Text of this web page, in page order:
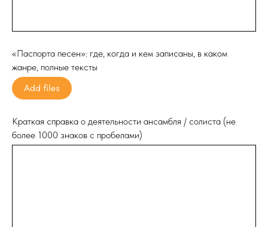
«Паспорта песен»: где, когда и кем записаны, в каком
жанре, полные тексты
Add files
Краткая справка о деятельности ансамбля / солиста (не
более 1000 знаков с пробелами)